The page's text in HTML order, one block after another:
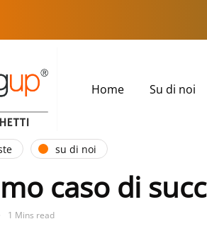
Home Su di noi
su di noi
caso di
1 Mins read